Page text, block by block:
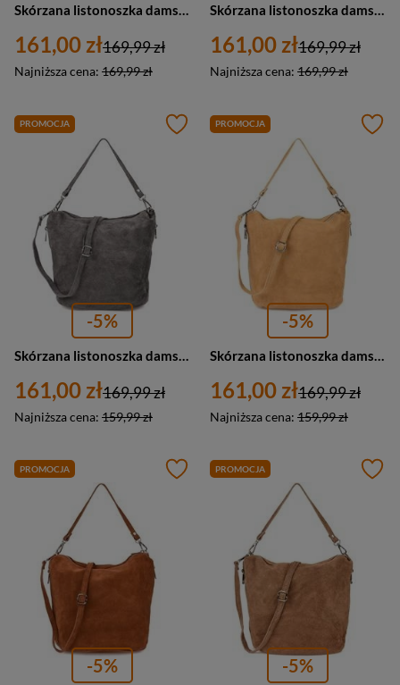
Skórzana listonoszka damska zamszowa włoska skóra różowa Beltimore B64
161,00 zł
Najniższa cena: 169,99 zł
169,99 zł
Skórzana listonoszka damska zamszowa włoska skóra zielona Beltimore B64
161,00 zł
Najniższa cena: 169,99 zł
169,99 zł
PROMOCJA
-5%
161,00 zł
Najniższa cena: 159,99 zł
169,99 zł
PROMOCJA
-5%
161,00 zł
Najniższa cena: 159,99 zł
169,99 zł
PROMOCJA
-5%
PROMOCJA
-5%